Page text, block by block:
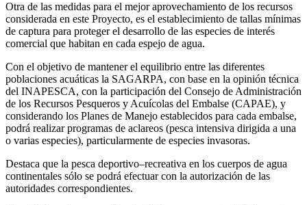
Otra de las medidas para el mejor aprovechamiento de los recursos
considerada en este Proyecto, es el establecimiento de tallas mínimas
de captura para proteger el desarrollo de las especies de interés
comercial que habitan en cada espejo de agua.
Con el objetivo de mantener el equilibrio entre las diferentes
poblaciones acuáticas la SAGARPA, con base en la opinión técnica
del INAPESCA, con la participación del Consejo de Administración
de los Recursos Pesqueros y Acuícolas del Embalse (CAPAE), y
considerando los Planes de Manejo establecidos para cada embalse,
podrá realizar programas de aclareos (pesca intensiva dirigida a una
o varias especies), particularmente de especies invasoras.
Destaca que la pesca deportivo–recreativa en los cuerpos de agua
continentales sólo se podrá efectuar con la autorización de las
autoridades correspondientes.